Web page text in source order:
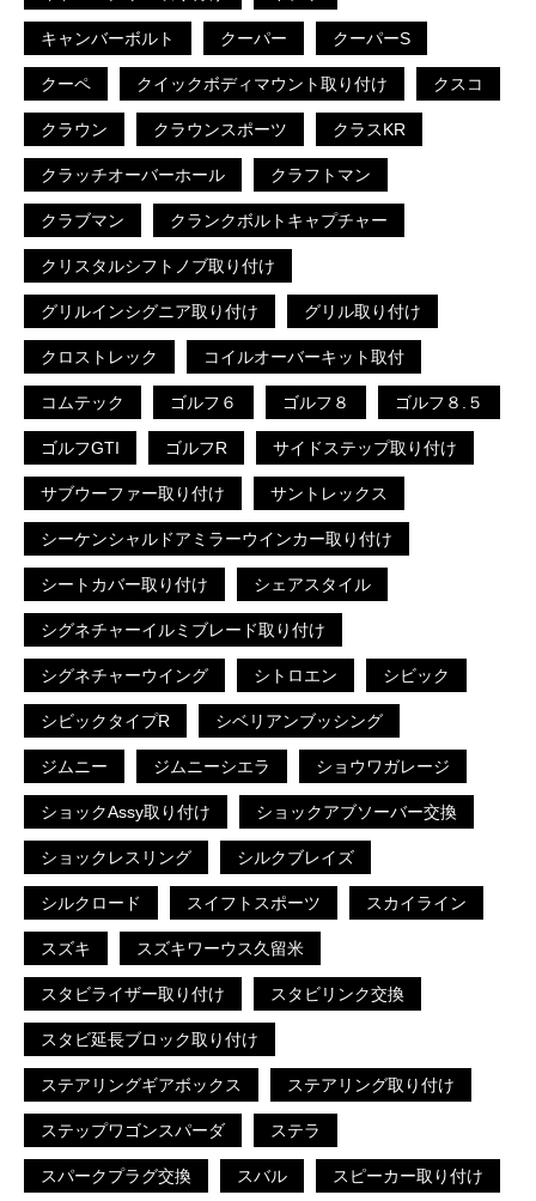
キャンバーボルト クーパー クーパーS
クーペ クイックボディマウント取り付け クスコ
クラウン クラウンスポーツ クラスKR
クラッチオーバーホール クラフトマン
クラブマン クランクボルトキャプチャー
クリスタルシフトノブ取り付け
グリルインシグニア取り付け グリル取り付け
クロストレック コイルオーバーキット取付
コムテック ゴルフ６ ゴルフ８ ゴルフ８.５
ゴルフGTI ゴルフR サイドステップ取り付け
サブウーファー取り付け サントレックス
シーケンシャルドアミラーウインカー取り付け
シートカバー取り付け シェアスタイル
シグネチャーイルミブレード取り付け
シグネチャーウイング シトロエン シビック
シビックタイプR シベリアンブッシング
ジムニー ジムニーシエラ ショウワガレージ
ショックAssy取り付け ショックアブソーバー交換
ショックレスリング シルクブレイズ
シルクロード スイフトスポーツ スカイライン
スズキ スズキワーウス久留米
スタビライザー取り付け スタビリンク交換
スタビ延長ブロック取り付け
ステアリングギアボックス ステアリング取り付け
ステップワゴンスパーダ ステラ
スパークプラグ交換 スバル スピーカー取り付け